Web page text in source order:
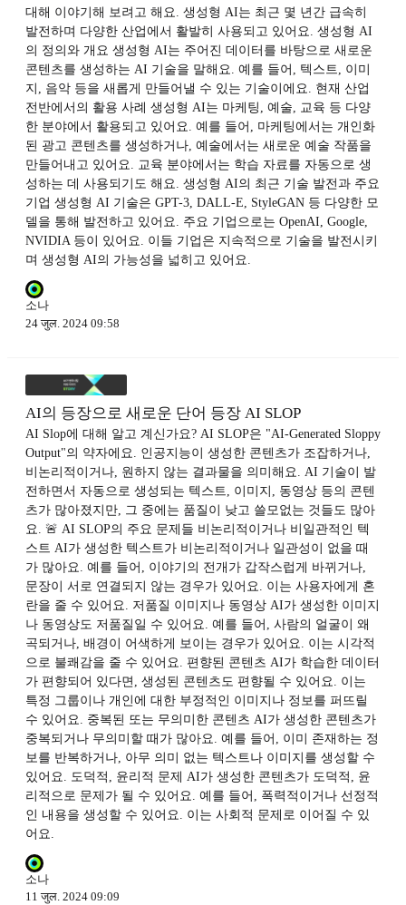
대해 이야기해 보려고 해요. 생성형 AI는 최근 몇 년간 급속히
발전하며 다양한 산업에서 활발히 사용되고 있어요. 생성형 AI
의 정의와 개요 생성형 AI는 주어진 데이터를 바탕으로 새로운
콘텐츠를 생성하는 AI 기술을 말해요. 예를 들어, 텍스트, 이미
지, 음악 등을 새롭게 만들어낼 수 있는 기술이에요. 현재 산업
전반에서의 활용 사례 생성형 AI는 마케팅, 예술, 교육 등 다양
한 분야에서 활용되고 있어요. 예를 들어, 마케팅에서는 개인화
된 광고 콘텐츠를 생성하거나, 예술에서는 새로운 예술 작품을
만들어내고 있어요. 교육 분야에서는 학습 자료를 자동으로 생
성하는 데 사용되기도 해요. 생성형 AI의 최근 기술 발전과 주요
기업 생성형 AI 기술은 GPT-3, DALL-E, StyleGAN 등 다양한 모
델을 통해 발전하고 있어요. 주요 기업으로는 OpenAI, Google,
NVIDIA 등이 있어요. 이들 기업은 지속적으로 기술을 발전시키
며 생성형 AI의 가능성을 넓히고 있어요.
소나
24 जुल. 2024 09:58
AI의 등장으로 새로운 단어 등장 AI SLOP
AI Slop에 대해 알고 계신가요? AI SLOP은 "AI-Generated Sloppy
Output"의 약자에요. 인공지능이 생성한 콘텐츠가 조잡하거나,
비논리적이거나, 원하지 않는 결과물을 의미해요. AI 기술이 발
전하면서 자동으로 생성되는 텍스트, 이미지, 동영상 등의 콘텐
츠가 많아졌지만, 그 중에는 품질이 낮고 쓸모없는 것들도 많아
요. 🚨 AI SLOP의 주요 문제들 비논리적이거나 비일관적인 텍
스트 AI가 생성한 텍스트가 비논리적이거나 일관성이 없을 때
가 많아요. 예를 들어, 이야기의 전개가 갑작스럽게 바뀌거나,
문장이 서로 연결되지 않는 경우가 있어요. 이는 사용자에게 혼
란을 줄 수 있어요. 저품질 이미지나 동영상 AI가 생성한 이미지
나 동영상도 저품질일 수 있어요. 예를 들어, 사람의 얼굴이 왜
곡되거나, 배경이 어색하게 보이는 경우가 있어요. 이는 시각적
으로 불쾌감을 줄 수 있어요. 편향된 콘텐츠 AI가 학습한 데이터
가 편향되어 있다면, 생성된 콘텐츠도 편향될 수 있어요. 이는
특정 그룹이나 개인에 대한 부정적인 이미지나 정보를 퍼뜨릴
수 있어요. 중복된 또는 무의미한 콘텐츠 AI가 생성한 콘텐츠가
중복되거나 무의미할 때가 많아요. 예를 들어, 이미 존재하는 정
보를 반복하거나, 아무 의미 없는 텍스트나 이미지를 생성할 수
있어요. 도덕적, 윤리적 문제 AI가 생성한 콘텐츠가 도덕적, 윤
리적으로 문제가 될 수 있어요. 예를 들어, 폭력적이거나 선정적
인 내용을 생성할 수 있어요. 이는 사회적 문제로 이어질 수 있
어요.
소나
11 जुल. 2024 09:09